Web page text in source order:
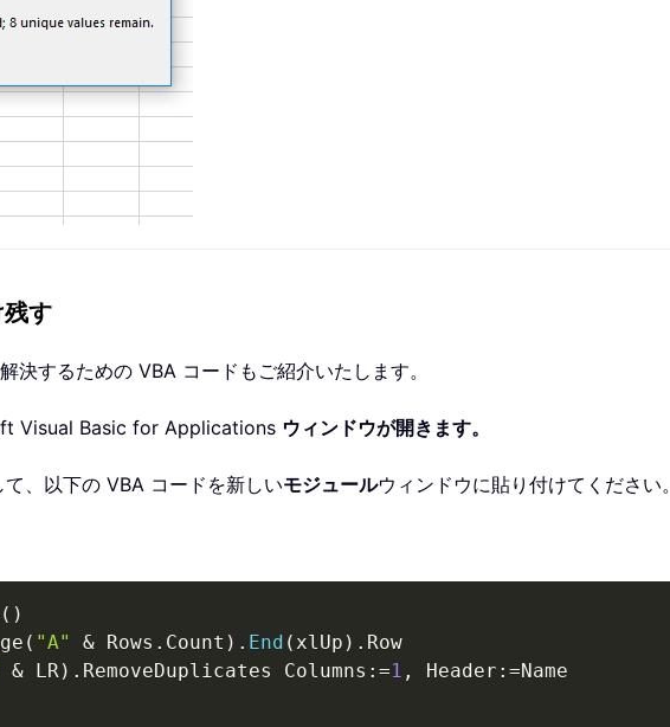
す
するための VBA コードもご紹介いたします。
Visual Basic for Applications ウィンドウが開きます。
て、以下の VBA コードを新しいモジュールウィンドウに貼り付けてください。
( )
( "A" & Rows . Count ) . End ( xlUp ) . Row
& LR) . RemoveDuplicates Columns : =1 , Header : =